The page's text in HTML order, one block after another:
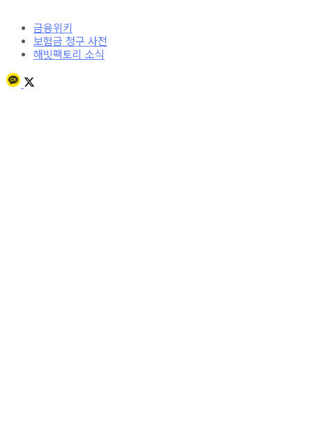
금융위키
보험금 청구 사전
해빗팩토리 소식